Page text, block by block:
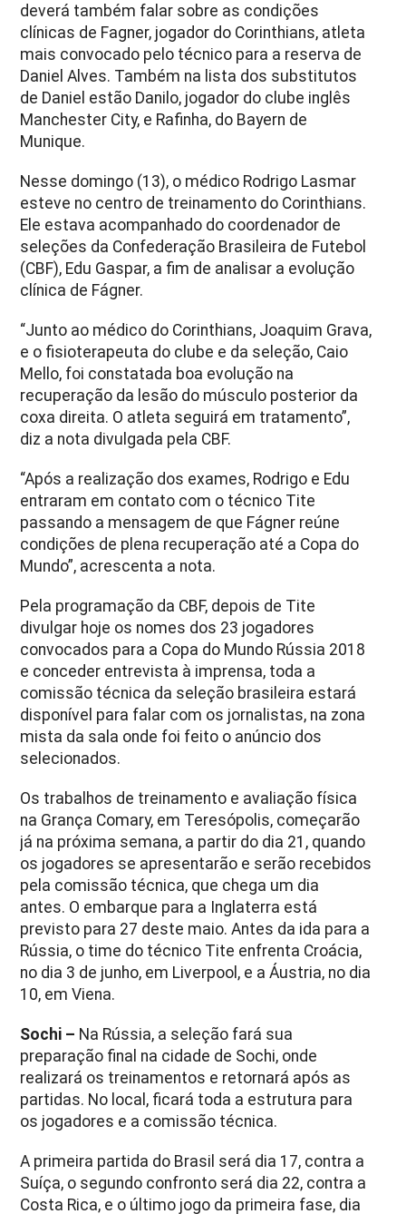
deverá também falar sobre as condições
clínicas de Fagner, jogador do Corinthians, atleta
mais convocado pelo técnico para a reserva de
Daniel Alves. Também na lista dos substitutos
de Daniel estão Danilo, jogador do clube inglês
Manchester City, e Rafinha, do Bayern de
Munique.
Nesse domingo (13), o médico Rodrigo Lasmar
esteve no centro de treinamento do Corinthians.
Ele estava acompanhado do coordenador de
seleções da Confederação Brasileira de Futebol
(CBF), Edu Gaspar, a fim de analisar a evolução
clínica de Fágner.
“Junto ao médico do Corinthians, Joaquim Grava,
e o fisioterapeuta do clube e da seleção, Caio
Mello, foi constatada boa evolução na
recuperação da lesão do músculo posterior da
coxa direita. O atleta seguirá em tratamento”,
diz a nota divulgada pela CBF.
“Após a realização dos exames, Rodrigo e Edu
entraram em contato com o técnico Tite
passando a mensagem de que Fágner reúne
condições de plena recuperação até a Copa do
Mundo”, acrescenta a nota.
Pela programação da CBF, depois de Tite
divulgar hoje os nomes dos 23 jogadores
convocados para a Copa do Mundo Rússia 2018
e conceder entrevista à imprensa, toda a
comissão técnica da seleção brasileira estará
disponível para falar com os jornalistas, na zona
mista da sala onde foi feito o anúncio dos
selecionados.
Os trabalhos de treinamento e avaliação física
na Grança Comary, em Teresópolis, começarão
já na próxima semana, a partir do dia 21, quando
os jogadores se apresentarão e serão recebidos
pela comissão técnica, que chega um dia
antes. O embarque para a Inglaterra está
previsto para 27 deste maio. Antes da ida para a
Rússia, o time do técnico Tite enfrenta Croácia,
no dia 3 de junho, em Liverpool, e a Áustria, no dia
10, em Viena.
Sochi – Na Rússia, a seleção fará sua
preparação final na cidade de Sochi, onde
realizará os treinamentos e retornará após as
partidas. No local, ficará toda a estrutura para
os jogadores e a comissão técnica.
A primeira partida do Brasil será dia 17, contra a
Suíça, o segundo confronto será dia 22, contra a
Costa Rica, e o último jogo da primeira fase, dia